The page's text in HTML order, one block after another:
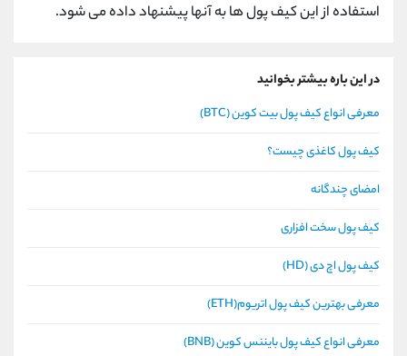
استفاده از این کیف پول ها به آنها پیشنهاد داده می شود.
در این باره بیشتر بخوانید
معرفی انواع کیف پول بیت کوین (BTC)
کیف پول کاغذی چیست؟
امضای چندگانه
کیف پول سخت افزاری
کیف پول اچ دی (HD)
معرفی بهترین کیف پول اتریوم(ETH)
معرفی انواع کیف پول بایننس کوین (BNB)